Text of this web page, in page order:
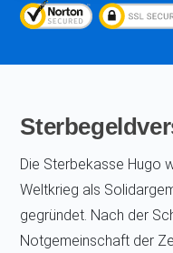
Die Sterbekasse Hugo
Weltkrieg als
gegründet. Nach der
Notgemeinschaft der